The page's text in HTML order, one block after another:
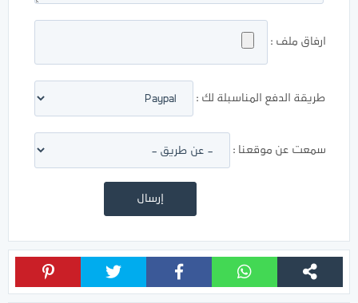
ارفاق ملف :
طريقة الدفع المناسبلة لك :
سمعت عن موقعنا :